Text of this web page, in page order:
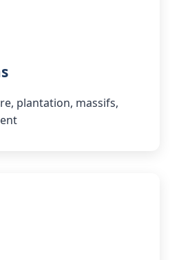
plantation, massifs,